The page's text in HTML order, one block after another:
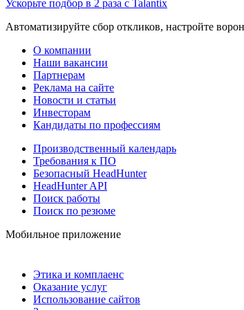
Ускорьте подбор в 2 раза с Talantix
Автоматизируйте сбор откликов, настройте
О компании
Наши вакансии
Партнерам
Реклама на сайте
Новости и статьи
Инвесторам
Кандидаты по профессиям
Производственный календарь
Требования к ПО
Безопасный HeadHunter
HeadHunter API
Поиск работы
Поиск по резюме
Мобильное приложение
Этика и комплаенс
Оказание услуг
Использование сайтов